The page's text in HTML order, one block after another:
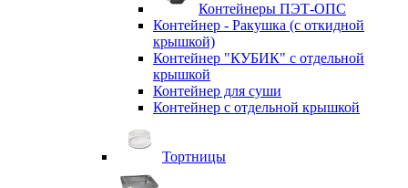
Контейнеры ПЭТ-ОПС
Контейнер - Ракушка (с откидной
крышкой)
Контейнер "КУБИК" с отдельной
крышкой
Контейнер для суши
Контейнер с отдельной крышкой
Тортницы